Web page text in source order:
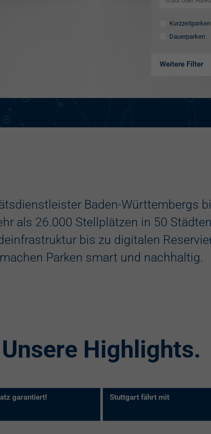
Kurzzeitparken
Dauerparken
Weitere Filter
Baden-Württembergs
als 26.000 Stellplätzen in 50
bis zu digitalen
machen Parken smart und nachhaltig.
Unsere Highlights.
garantiert! Stuttgart fährt mit